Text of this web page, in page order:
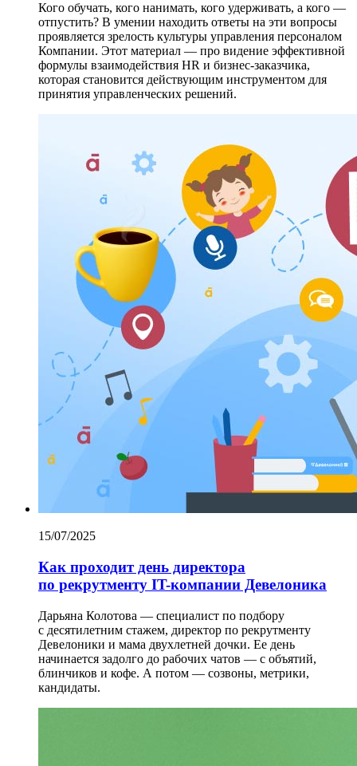
Кого обучать, кого нанимать, кого удерживать, а кого —
отпустить? В умении находить ответы на эти вопросы
проявляется зрелость культуры управления персоналом
Компании. Этот материал — про видение эффективной
формулы взаимодействия HR и бизнес-заказчика,
которая становится действующим инструментом для
принятия управленческих решений.
15/07/2025
Как проходит день директора
по рекрутменту IT-компании ‎Девелоника
Дарьяна Колотова — специалист по подбору
с десятилетним стажем, директор по рекрутменту
Девелоники и мама двухлетней дочки. Ее день
начинается задолго до рабочих чатов — с объятий,
блинчиков и кофе. А потом — созвоны, метрики,
кандидаты.